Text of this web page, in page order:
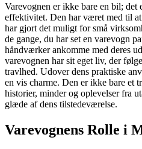
Varevognen er ikke bare en bil; det
effektivitet. Den har været med til
har gjort det muligt for små
de gange, du har set en varevogn
håndværker ankomme med deres
varevognen har sit eget liv, der
travlhed. Udover dens praktiske
en vis charme. Den er ikke bare et
historier, minder og oplevelser fra
glæde af dens tilstedeværelse.
Varevognens Rolle i